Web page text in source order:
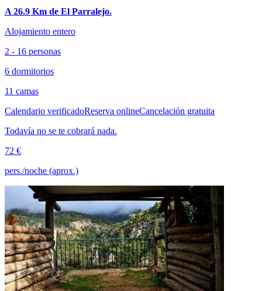
A 26.9 Km de El Parralejo.
Alojamiento entero
2 - 16 personas
6 dormitorios
11 camas
Calendario verificadoReserva onlineCancelación gratuita
Todavía no se te cobrará nada.
72 €
pers./noche (aprox.)